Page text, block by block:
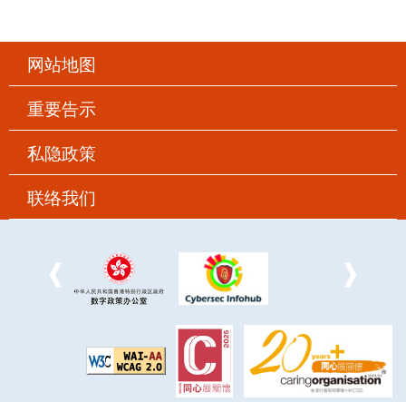
网站地图
重要告示
私隐政策
联络我们